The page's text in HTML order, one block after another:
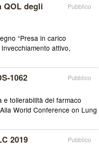
Pubblico
QOL degli
“Presa in carico
attivo,
Pubblico
1062
e tollerabilità del farmaco
World Conference on Lung
Pubblico
2019